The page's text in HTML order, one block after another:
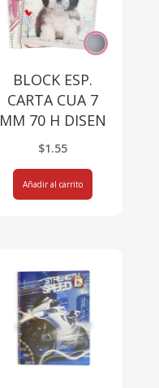
BLOCK ESP.
CARTA CUA 7
MM 70 H DISEN
$1.55
Añadir al carrito